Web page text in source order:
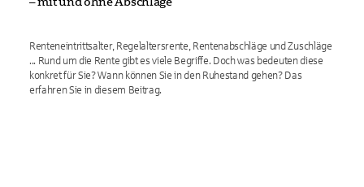
Renteneintrittsalter, Regelaltersrente, Rentenabschläge und Zuschläge
... Rund um die Rente gibt es viele Begriffe. Doch was bedeuten diese
konkret für Sie? Wann können Sie in den Ruhestand gehen? Das
erfahren Sie in diesem Beitrag.